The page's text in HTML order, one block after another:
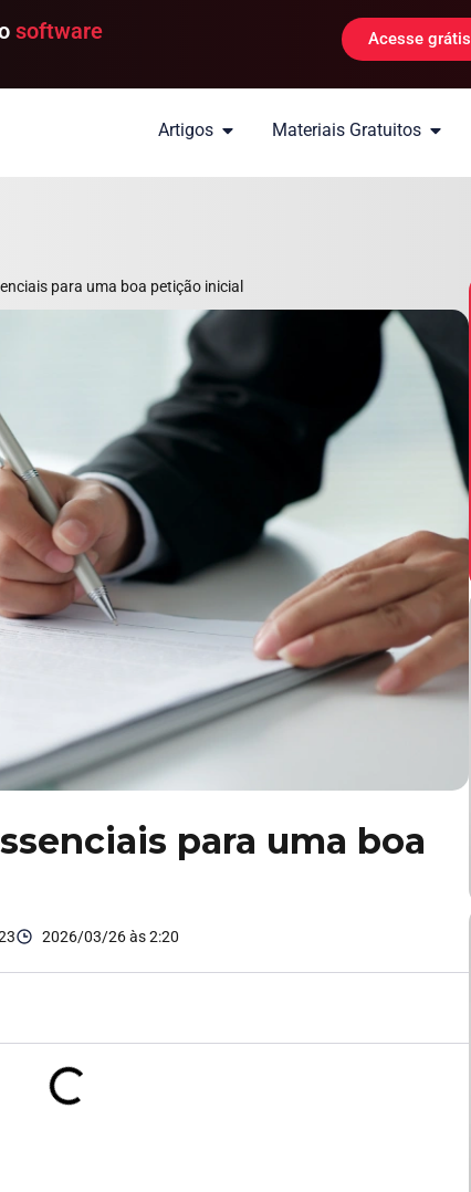
software
Acesse grátis
Artigos Materiais Gratuitos
para uma boa petição inicial
para uma boa
2026/03/26 às 2:20